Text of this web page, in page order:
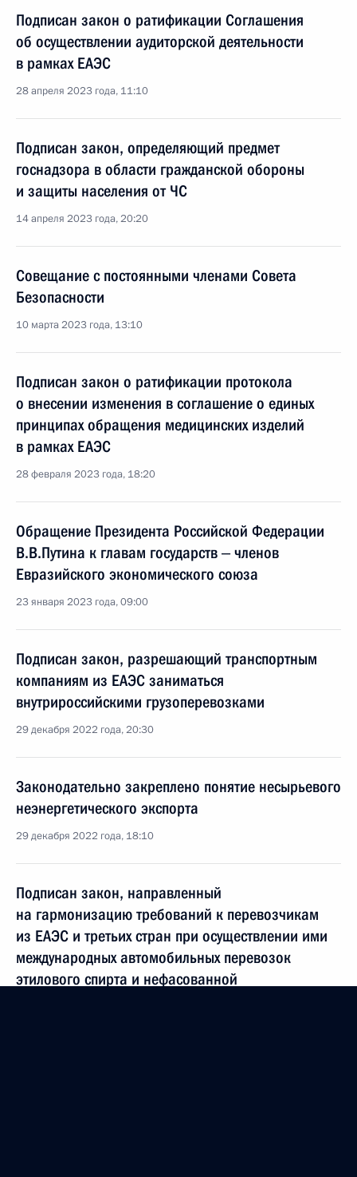
Подписан закон о ратификации Соглашения
об осуществлении аудиторской деятельности
в рамках ЕАЭС
28 апреля 2023 года, 11:10
Подписан закон, определяющий предмет
госнадзора в области гражданской обороны
и защиты населения от ЧС
14 апреля 2023 года, 20:20
Совещание с постоянными членами Совета
Безопасности
10 марта 2023 года, 13:10
Подписан закон о ратификации протокола
о внесении изменения в соглашение о единых
принципах обращения медицинских изделий
в рамках ЕАЭС
28 февраля 2023 года, 18:20
Обращение Президента Российской Федерации
В.В.Путина к главам государств ‒ членов
Евразийского экономического союза
23 января 2023 года, 09:00
Подписан закон, разрешающий транспортным
компаниям из ЕАЭС заниматься
внутрироссийскими грузоперевозками
29 декабря 2022 года, 20:30
Законодательно закреплено понятие несырьевого
неэнергетического экспорта
29 декабря 2022 года, 18:10
Подписан закон, направленный
на гармонизацию требований к перевозчикам
из ЕАЭС и третьих стран при осуществлении ими
международных автомобильных перевозок
этилового спирта и нефасованной